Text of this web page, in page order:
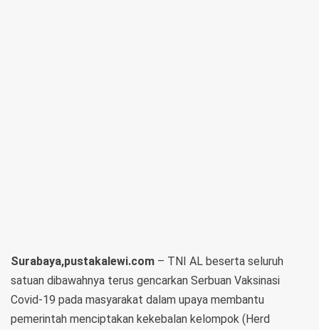
Surabaya,pustakalewi.com – TNI AL beserta seluruh
satuan dibawahnya terus gencarkan Serbuan Vaksinasi
Covid-19 pada masyarakat dalam upaya membantu
pemerintah menciptakan kekebalan kelompok (Herd